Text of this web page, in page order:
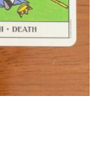
置）